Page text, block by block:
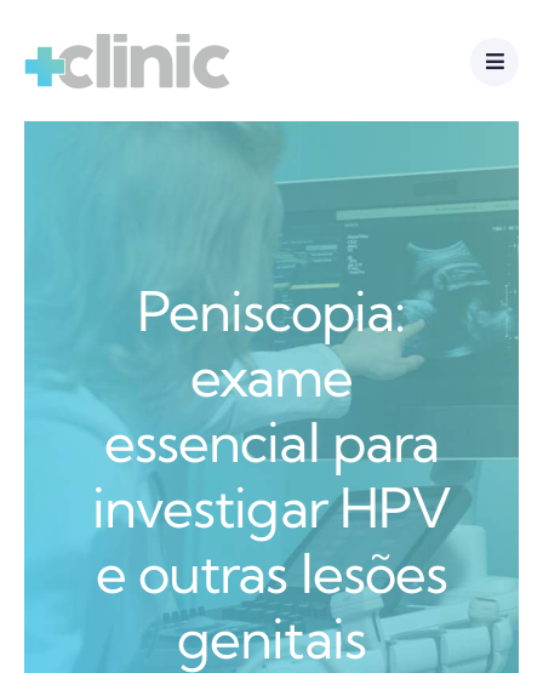
para
conteúdo
Peniscopia:
exame
essencial para
investigar HPV
e outras lesões
genitais